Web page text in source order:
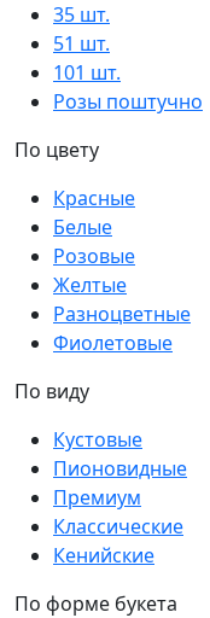
35 шт.
51 шт.
101 шт.
Розы поштучно
По цвету
Красные
Белые
Розовые
Желтые
Разноцветные
Фиолетовые
По виду
Кустовые
Пионовидные
Премиум
Классические
Кенийские
По форме букета